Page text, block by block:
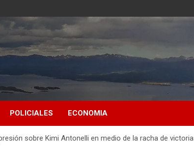
POLICIALES ECONOMIA
sobre Kimi Antonelli en medio de la racha de